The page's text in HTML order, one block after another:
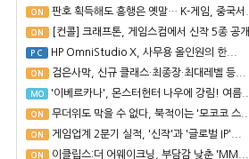
ON 판호 획득해도 흥행은 옛말… K-게임, 중국서
ON [컨콜] 크래프톤, 게임스컴에서 신작 5종 공개
PC HP OmniStudio X, 사무용 올인원의 한...
ON 검은사막, 신규 클래스·최종장·최대레벨 등...
MO '이베르카나', 몬스터헌터 나우에 강림! 여름...
ON 무더위도 막을 수 없다, 북적이는 '모코코 스...
ON 게임업계 2분기 실적, '신작'과 '글로벌 IP'...
ON 이클립스:더 어웨이크닝, 부담감 낮춘 'MM...